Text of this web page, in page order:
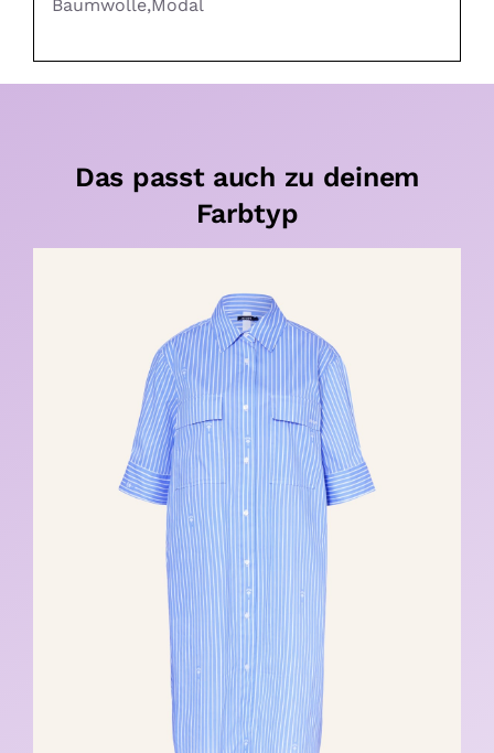
Baumwolle,Modal
Das passt auch zu deinem
Farbtyp